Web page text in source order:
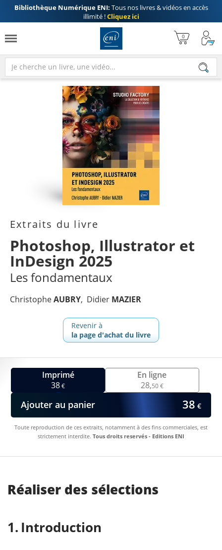
Bibliothèque Numérique ENI: Tous nos livres & vidéos en accès
illimité !Cliquez ici
Extraits du livre
Photoshop, Illustrator et
InDesign 2025
Les fondamentaux
ChristopheAUBRY Didier MAZIER
Revenir à
la page d'achat du livre
Imprimé
38€
En ligne
28,50 €
Ajouter au panier 38 €
Toute reproduction de ces extraits, notamment à des fins commerciales, est
strictement interdite. Tous droits reservés - Editions ENI
Réaliser des sélections
Introduction